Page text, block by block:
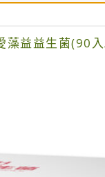
藻益益生菌(90